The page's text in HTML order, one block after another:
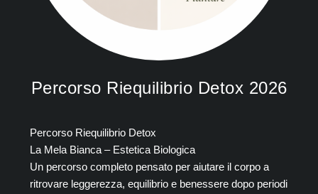
Percorso Riequilibrio Detox 2026
Percorso Riequilibrio Detox
La Mela Bianca – Estetica Biologica
Un percorso completo pensato per aiutare il corpo a
ritrovare leggerezza, equilibrio e benessere dopo periodi